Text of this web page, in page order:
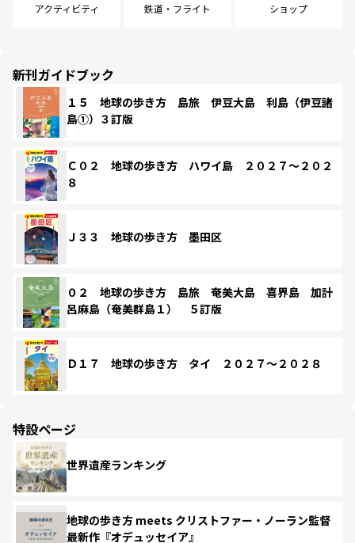
アクティビティ 鉄道・フライト ショップ
新刊ガイドブック
１５ 地球の歩き方 島旅 伊豆大島 利島（伊豆諸
島①）３訂版
Ｃ０２ 地球の歩き方 ハワイ島 ２０２７～２０２
８
Ｊ３３ 地球の歩き方 墨田区
０２ 地球の歩き方 島旅 奄美大島 喜界島 加計
呂麻島（奄美群島１） ５訂版
Ｄ１７ 地球の歩き方 タイ ２０２７～２０２８
特設ページ
世界遺産ランキング
地球の歩き方 meets クリストファー・ノーラン監督
最新作『オデュッセイア』